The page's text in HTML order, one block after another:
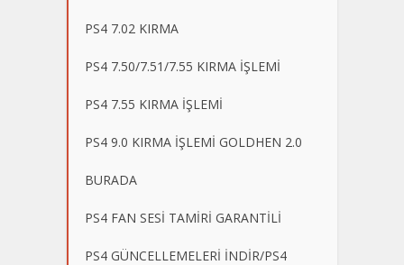
PS4 7.02 KIRMA
PS4 7.50/7.51/7.55 KIRMA İŞLEMİ
PS4 7.55 KIRMA İŞLEMİ
PS4 9.0 KIRMA İŞLEMİ GOLDHEN 2.0
BURADA
PS4 FAN SESİ TAMİRİ GARANTİLİ
PS4 GÜNCELLEMELERİ İNDİR/PS4